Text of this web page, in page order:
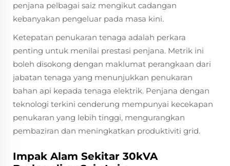
penjana pelbagai saiz mengikut cadangan
kebanyakan pengeluar pada masa kini.
Ketepatan penukaran tenaga adalah perkara
penting untuk menilai prestasi penjana. Metrik ini
boleh disokong dengan maklumat perangkaan dari
jabatan tenaga yang menunjukkan penukaran
bahan api kepada tenaga elektrik. Penjana dengan
teknologi terkini cenderung mempunyai kecekapan
penukaran yang lebih tinggi, mengurangkan
pembaziran dan meningkatkan produktiviti grid.
Impak Alam Sekitar 30kVA